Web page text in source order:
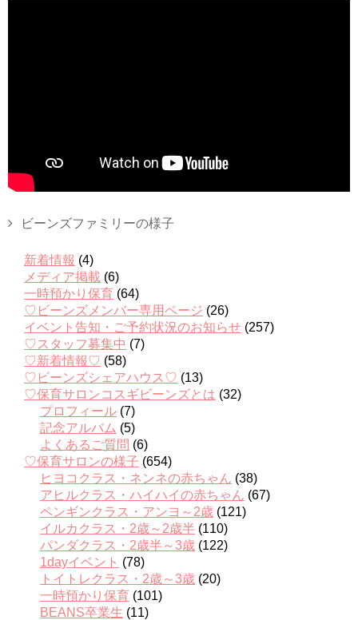
ビーンズファミリーの様子
新着情報 (4)
メディア掲載 (6)
一時預かり保育 (64)
♡ビーンズメンバー専用ページ (26)
イベント告知・ご予約状況のお知らせ (257)
♡スタッフ募集中 (7)
♡新着情報♡ (58)
♡ビーンズシェアハウス♡ (13)
♡保育サロンコスギビーンズとは (32)
プロフィール (7)
記念アルバム (5)
よくあるご質問 (6)
♡保育サロンの様子 (654)
ヒヨコクラス・ネンネの赤ちゃん (38)
アヒルクラス・ハイハイの赤ちゃん (67)
ペンギンクラス・アンヨ～2歳 (121)
イルカクラス・2歳～2歳半 (110)
パンダクラス・2歳半～3歳 (122)
1dayイベント (78)
トイトレクラス・2歳～3歳 (20)
一時預かり保育 (101)
BEANS卒業生 (11)